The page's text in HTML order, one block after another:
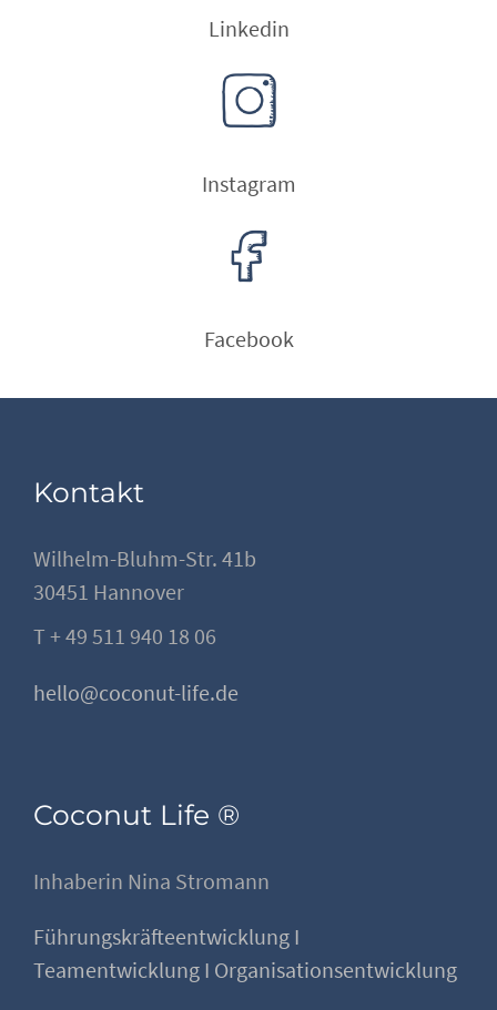
Linkedin
Instagram
Facebook
Kontakt
Wilhelm-Bluhm-Str. 41b
30451 Hannover
T + 49 511 940 18 06
hello@coconut-life.de
Coconut Life ®
Inhaberin Nina Stromann
Führungskräfteentwicklung I
Teamentwicklung I Organisationsentwicklung